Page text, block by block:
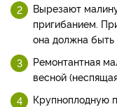
Вырезают
пригибанием.
она должна быть
Ремонтантная
весной
Крупноплодную